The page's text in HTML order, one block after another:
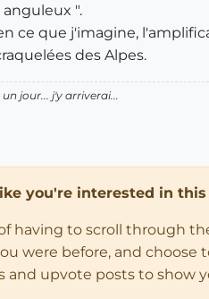
".
ce que j'imagine,
des Alpes.
jour... j'y arriverai...
you're interested in
having to scroll through
were before, and choose
and upvote posts to